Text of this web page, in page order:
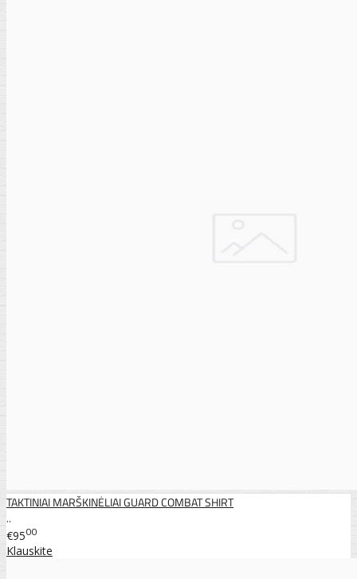
TAKTINIAI MARŠKINĖLIAI GUARD COMBAT SHIRT
..
€9500
Klauskite